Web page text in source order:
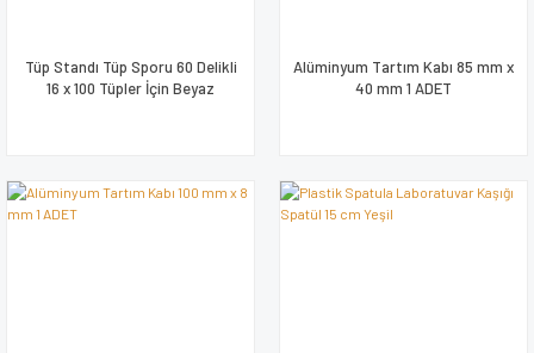
Tüp Standı Tüp Sporu 60 Delikli
16 x 100 Tüpler İçin Beyaz
Alüminyum Tartım Kabı 85 mm x
40 mm 1 ADET